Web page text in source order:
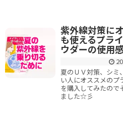
紫外線対策に
も使えるプラ
ウダーの使用
夏のＵＶ対策、シミ
い人にオススメのプ
を購入してみたので
ました☆彡